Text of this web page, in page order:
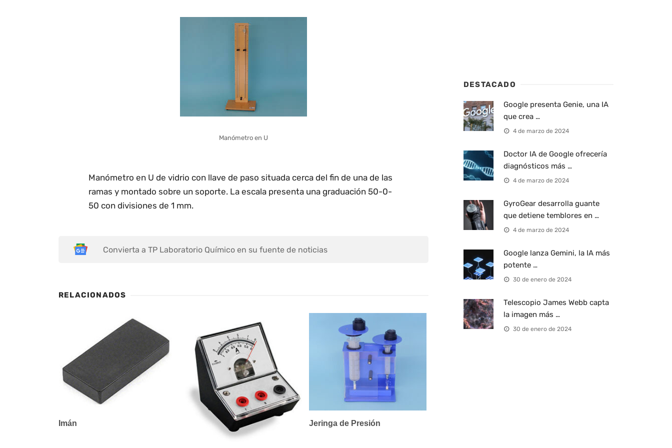
Manómetro en U
Manómetro en U de vidrio con llave de paso situada cerca del fin de una de las
ramas y montado sobre un soporte. La escala presenta una graduación 50-0-
50 con divisio­nes de 1 mm.
Convierta a TP Laboratorio Químico en su fuente de noticias
RELACIONADOS
Imán Jeringa de Presión
DESTACADO
Google presenta Genie, una IA
que crea …
4 de marzo de 2024
Doctor IA de Google ofrecería
diagnósticos más …
4 de marzo de 2024
GyroGear desarrolla guante
que detiene temblores en …
4 de marzo de 2024
Google lanza Gemini, la IA más
potente …
30 de enero de 2024
Telescopio James Webb capta
la imagen más …
30 de enero de 2024